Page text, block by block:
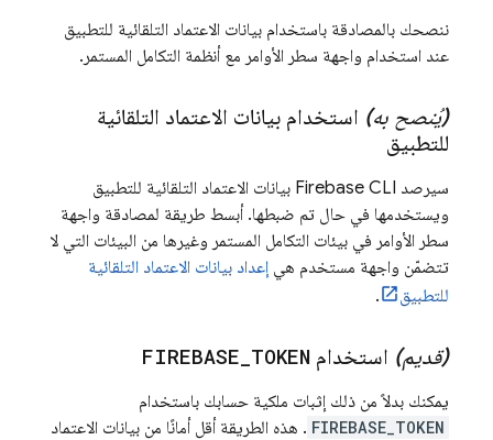
ننصحك بالمصادقة باستخدام بيانات الاعتماد التلقائية للتطبيق
عند استخدام واجهة سطر الأوامر مع أنظمة التكامل المستمر.
(يُنصح به) استخدام بيانات الاعتماد التلقائية
للتطبيق
سيرصد Firebase CLI بيانات الاعتماد التلقائية للتطبيق
ويستخدمها في حال تم ضبطها. أبسط طريقة لمصادقة واجهة
سطر الأوامر في بيئات التكامل المستمر وغيرها من البيئات التي لا
تتضمّن واجهة مستخدم هي إعداد بيانات الاعتماد التلقائية
للتطبيق
.
(قديم) استخدام FIREBASE TOKEN
يمكنك بدلاً من ذلك إثبات ملكية حسابك باستخدام
FIREBASE_TOKEN . هذه الطريقة أقل أمانًا من بيانات الاعتماد